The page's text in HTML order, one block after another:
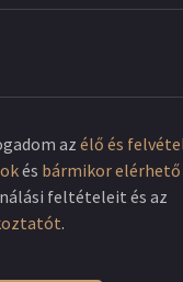
az élő és
és bármikor elérhető
feltételeit és az
.